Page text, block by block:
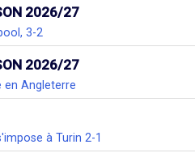
2026/27
3-2
2026/27
en Angleterre
à Turin 2-1